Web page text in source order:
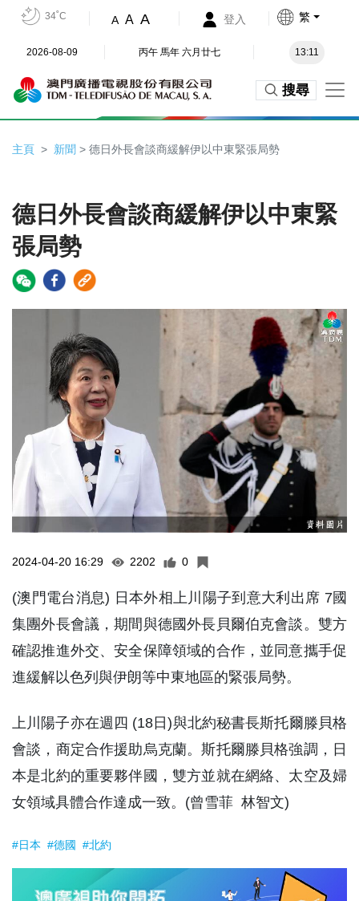
34˚C A A A 登入 繁
2026-08-09 丙午 馬年 六月廿七 13:11
搜尋
主頁 新聞 > 德日外長會談商緩解伊以中東緊張局勢
德日外長會談商緩解伊以中東緊
張局勢
2024-04-20 16:29 2202 0
(澳門電台消息) 日本外相上川陽子到意大利出席 7國
集團外長會議，期間與德國外長貝爾伯克會談。雙方
確認推進外交、安全保障領域的合作，並同意攜手促
進緩解以色列與伊朗等中東地區的緊張局勢。
上川陽子亦在週四 (18日)與北約秘書長斯托爾滕貝格
會談，商定合作援助烏克蘭。斯托爾滕貝格強調，日
本是北約的重要夥伴國，雙方並就在網絡、太空及婦
女領域具體合作達成一致。(曾雪菲 林智文)
#日本 #德國 #北約